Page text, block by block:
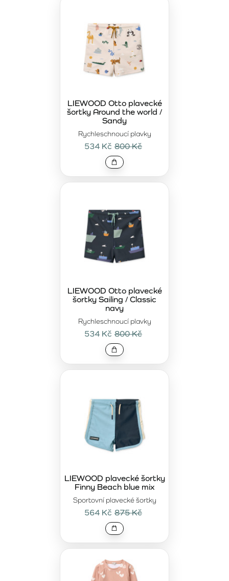
Rychleschnoucí plavky
LIEWOOD Otto plavecké
šortky Around the world /
Sandy
534 Kč 800 Kč
Rychleschnoucí plavky
LIEWOOD Otto plavecké
šortky Sailing / Classic
navy
534 Kč 800 Kč
Sportovní plavecké šortky
LIEWOOD plavecké šortky
Finny Beach blue mix
564 Kč 875 Kč